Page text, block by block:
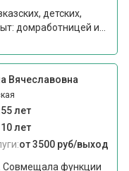
детских,
домработницей и...
Вячеславовна
55 лет
лет
от 3500 руб/выход
Совмещала функции